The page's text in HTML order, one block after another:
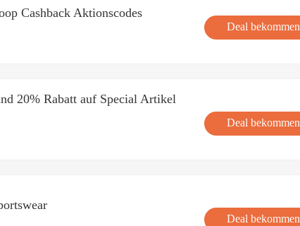
Cashback Aktionscodes
Deal bekommen
20% Rabatt auf Special Artikel
Deal bekommen
Deal bekommen